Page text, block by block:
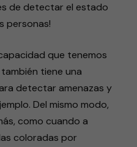
de detectar el estado
personas!
que tenemos
tiene una
detectar amenazas y
Del mismo modo,
como cuando a
coloradas por